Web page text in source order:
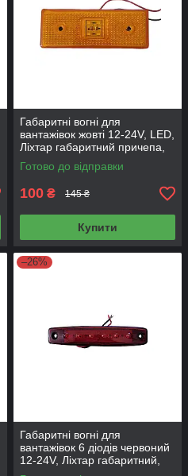
Габаритні вогні для
вантажівок жовті 12-24V, LED,
Ліхтар габаритний причепа,
канатка 122022
Готово до відправки
100 ₴ 145 ₴
Купити
–26%
Габаритні вогні для
вантажівок 6 діодів червоний
12-24V, Ліхтар габаритний,
габарити 10х2см NR-610